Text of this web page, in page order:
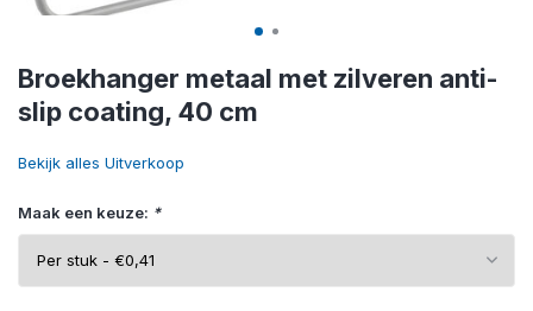
Broekhanger metaal met zilveren anti-
slip coating, 40 cm
Bekijk alles Uitverkoop
Maak een keuze: *